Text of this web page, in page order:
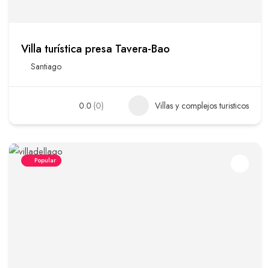
Villa turística presa Tavera-Bao
Santiago
0.0 (0) Villas y complejos turisticos
Popular